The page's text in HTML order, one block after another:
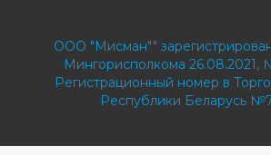
ООО "Мисман""
Мингорисполкома 26.08.2021,
Регистрационный номер в
Республики Беларусь